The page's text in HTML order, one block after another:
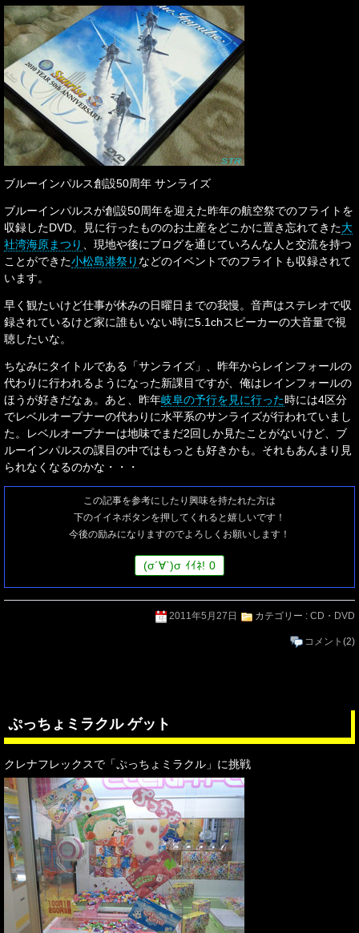
ブルーインパルス創設50周年 サンライズ
ブルーインパルスが創設50周年を迎えた昨年の航空祭でのフライトを
収録したDVD。見に行ったもののお土産をどこかに置き忘れてきた大
社湾海原まつり
、現地や後にブログを通じていろんな人と交流を持つ
ことができた小松島港祭り などのイベントでのフライトも収録されて
います。
早く観たいけど仕事が休みの日曜日までの我慢。音声はステレオで収
録されているけど家に誰もいない時に5.1chスピーカーの大音量で視
聴したいな。
ちなみにタイトルである「サンライズ」、昨年からレインフォールの
代わりに行われるようになった新課目ですが、俺はレインフォールの
ほうが好きだなぁ。あと、昨年岐阜の予行を見に行った時には4区分
でレベルオープナーの代わりに水平系のサンライズが行われていまし
た。レベルオープナーは地味でまだ2回しか見たことがないけど、ブ
ルーインパルスの課目の中ではもっとも好きかも。それもあんまり見
られなくなるのかな・・・
この記事を参考にしたり興味を持たれた方は
下のイイネボタンを押してくれると嬉しいです！
今後の励みになりますのでよろしくお願いします！
(σ´∀`)σ ｲｲﾈ! 0
2011年5月27日 カテゴリー : CD・DVD
コメント (2)
ぷっちょミラクル ゲット
クレナフレックスで「ぷっちょミラクル」に挑戦